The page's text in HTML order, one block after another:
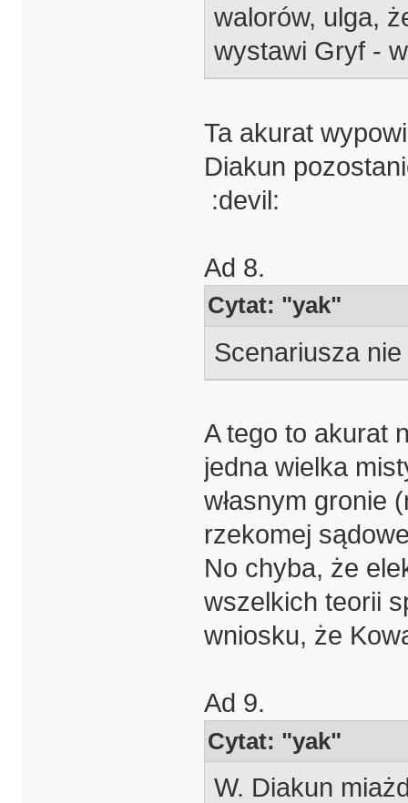
walorów, ulga,
wystawi Gryf -
Ta akurat
Diakun
:devil:
Ad 8.
Cytat: "yak"
Scenariusza
A tego to akurat
jedna wielka
własnym gronie
rzekomej
No chyba, że
wszelkich teorii
wniosku, że
Ad 9.
Cytat: "yak"
W. Diakun